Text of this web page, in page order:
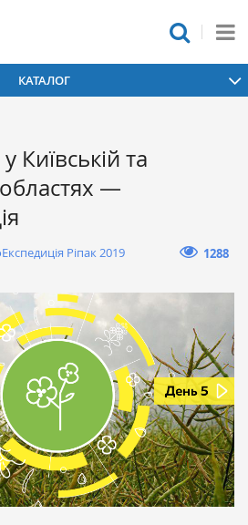
КАТАЛОГ
Київській та
областях —
Ріпaк 2019 1288